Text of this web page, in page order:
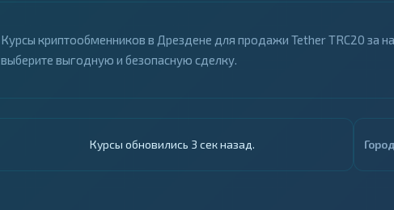
Курсы криптообменников в Дрездене для продажи Tether TRC20 за
выберите выгодную и безопасную сделку.
Курсы обновились 4 сек назад.